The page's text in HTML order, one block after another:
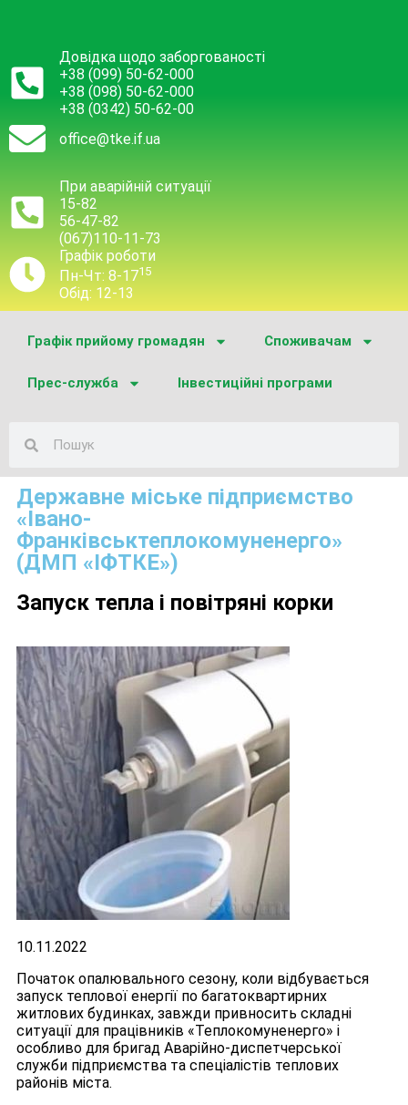
Довідка щодо заборгованості
+38 (099) 50-62-000
+38 (098) 50-62-000
+38 (0342) 50-62-00
office@tke.if.ua
При аварійній ситуації
15-82
56-47-82
(067)110-11-73
Графік роботи
Пн-Чт: 8-1715
Обід: 12-13
Графік прийому громадян Споживачам
Прес-служба Інвестиційні програми
Державне міське підприємство
«Івано-
Франківськтеплокомуненерго»
(ДМП «ІФТКЕ»)
Запуск тепла і повітряні корки
10.11.2022
Початок опалювального сезону, коли відбувається
запуск теплової енергії по багатоквартирних
житлових будинках, завжди привносить складні
ситуації для працівників «Теплокомуненерго» і
особливо для бригад Аварійно-диспетчерської
служби підприємства та спеціалістів теплових
районів міста.